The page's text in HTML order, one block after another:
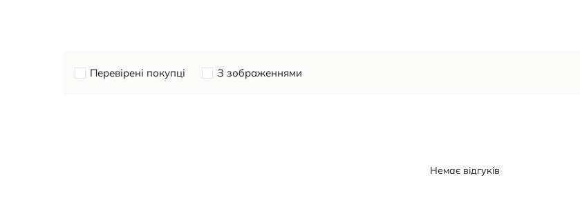
Перевірені покупці З зображеннями
Немає відгуків